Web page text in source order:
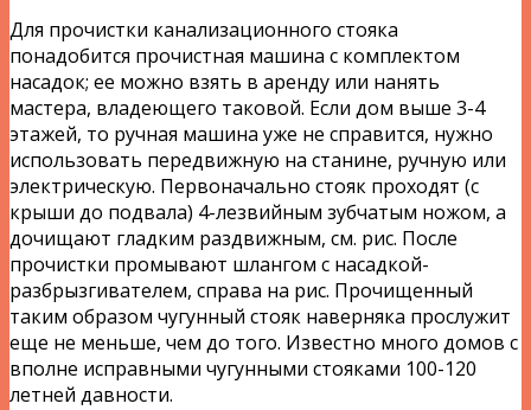
Для прочистки канализационного стояка
понадобится прочистная машина с комплектом
насадок; ее можно взять в аренду или нанять
мастера, владеющего таковой. Если дом выше 3-4
этажей, то ручная машина уже не справится, нужно
использовать передвижную на станине, ручную или
электрическую. Первоначально стояк проходят (с
крыши до подвала) 4-лезвийным зубчатым ножом, а
дочищают гладким раздвижным, см. рис. После
прочистки промывают шлангом с насадкой-
разбрызгивателем, справа на рис. Прочищенный
таким образом чугунный стояк наверняка прослужит
еще не меньше, чем до того. Известно много домов с
вполне исправными чугунными стояками 100-120
летней давности.